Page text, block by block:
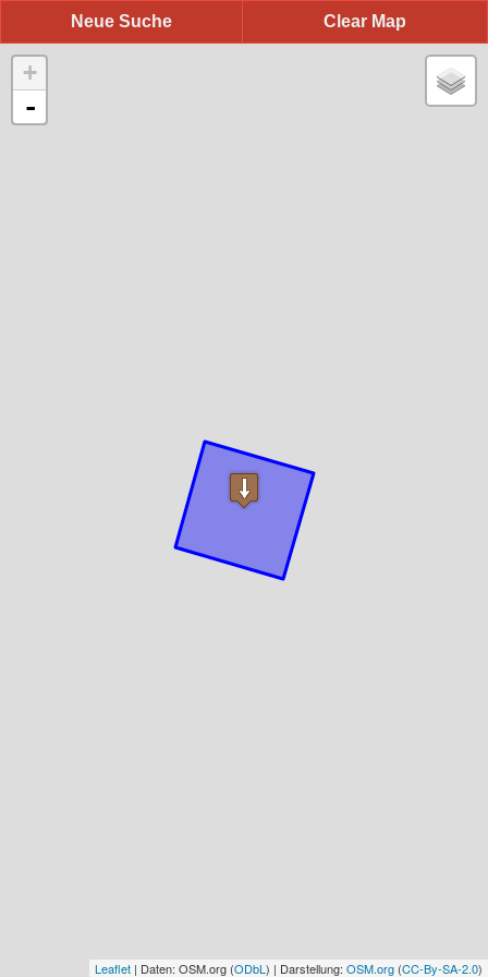
Clear Map
Neue Suche
+
-
Leaflet | Daten: OSM.org (ODbL ) | Darstellung: OSM.org (CC-By-SA-2.0)